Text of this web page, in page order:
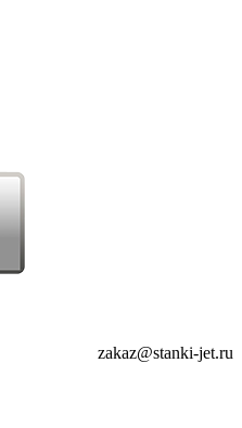
zakaz@stanki-jet.ru